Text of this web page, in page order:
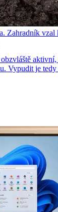
Zahradník vzal
Vypudit je tedy